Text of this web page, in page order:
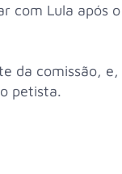
com Lula após o
da comissão, e,
petista.